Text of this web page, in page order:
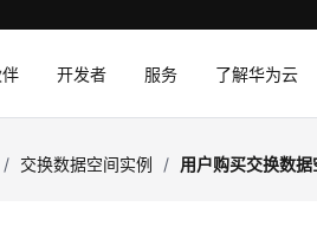
开发者 服务 了解华为云
/ 交换数据空间实例 / 用户购买交换数